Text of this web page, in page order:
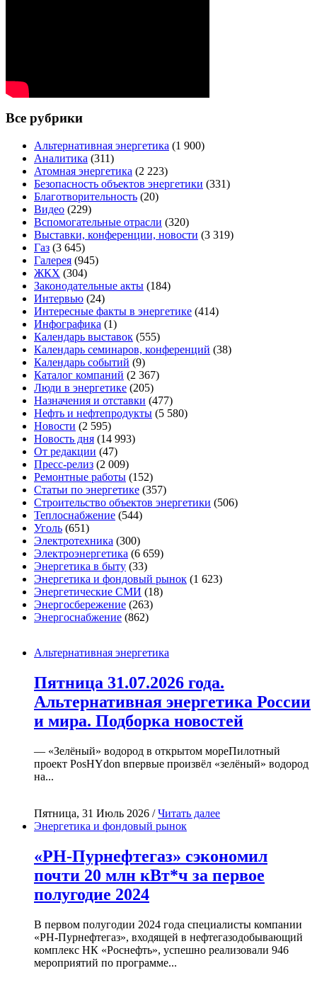
Все рубрики
Альтернативная энергетика (1 900)
Аналитика (311)
Атомная энергетика (2 223)
Безопасность объектов энергетики (331)
Благотворительность (20)
Видео (229)
Вспомогательные отрасли (320)
Выставки, конференции, новости (3 319)
Газ (3 645)
Галерея (945)
ЖКХ (304)
Законодательные акты (184)
Интервью (24)
Интересные факты в энергетике (414)
Инфографика (1)
Календарь выставок (555)
Календарь семинаров, конференций (38)
Календарь событий (9)
Каталог компаний (2 367)
Люди в энергетике (205)
Назначения и отставки (477)
Нефть и нефтепродукты (5 580)
Новости (2 595)
Новость дня (14 993)
От редакции (47)
Пресс-релиз (2 009)
Ремонтные работы (152)
Статьи по энергетике (357)
Строительство объектов энергетики (506)
Теплоснабжение (544)
Уголь (651)
Электротехника (300)
Электроэнергетика (6 659)
Энергетика в быту (33)
Энергетика и фондовый рынок (1 623)
Энергетические СМИ (18)
Энергосбережение (263)
Энергоснабжение (862)
Альтернативная энергетика
Пятница 31.07.2026 года.
Альтернативная энергетика России
и мира. Подборка новостей
— «Зелёный» водород в открытом мореПилотный
проект PosHYdon впервые произвёл «зелёный» водород
на...
Пятница, 31 Июль 2026 /Читать далее
Энергетика и фондовый рынок
«РН-Пурнефтегаз» сэкономил
почти 20 млн кВт*ч за первое
полугодие 2024
В первом полугодии 2024 года специалисты компании
«РН-Пурнефтегаз», входящей в нефтегазодобывающий
комплекс НК «Роснефть», успешно реализовали 946
мероприятий по программе...